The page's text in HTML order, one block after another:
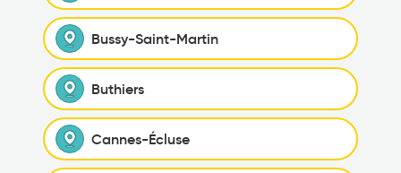
Bussy-Saint-Martin
Buthiers
Cannes-Écluse